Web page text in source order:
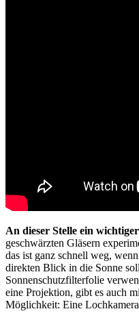
An dieser Stelle ein
geschwärzten Gläsern
das ist ganz schnell weg,
direkten Blick in die Sonne
Sonnenschutzfilterfolie
eine Projektion, gibt es auch
Möglichkeit: Eine